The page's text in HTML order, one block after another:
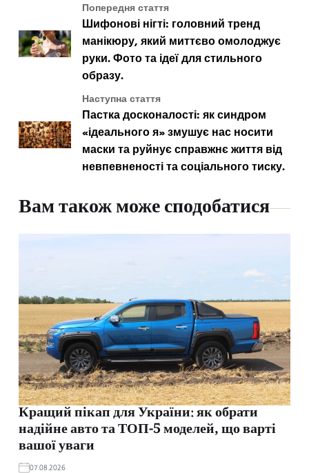
Попередня стаття
Шифонові нігті: головний тренд
манікюру, який миттєво омолоджує
руки. Фото та ідеї для стильного
образу.
Наступна стаття
Пастка досконалості: як синдром
«ідеального я» змушує нас носити
маски та руйнує справжнє життя від
невпевненості та соціального тиску.
Вам також може сподобатися
Кращий пікап для України: як обрати
надійне авто та ТОП-5 моделей, що варті
вашої уваги
07.08.2026